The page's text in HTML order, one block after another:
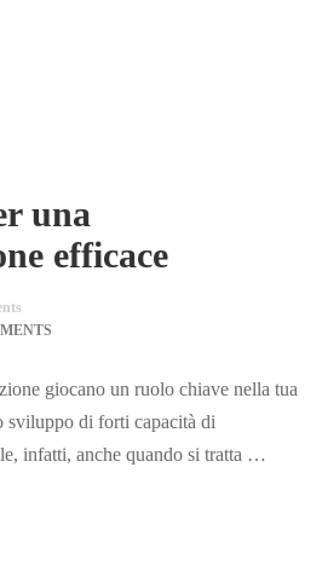
una
efficace
giocano un ruolo chiave nella tua
sviluppo di forti capacità di
infatti, anche quando si tratta …